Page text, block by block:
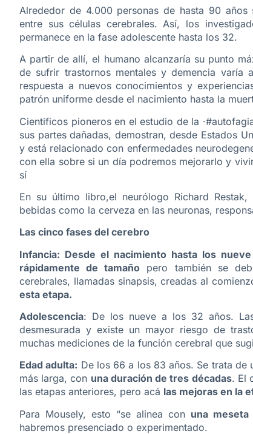
Alrededor de 4.000 personas de hasta 90
entre sus células cerebrales. Así, los
permanece en la fase adolescente hasta los 32.
A partir de allí, el humano alcanzaría su punto
de sufrir trastornos mentales y demencia varía
respuesta a nuevos conocimientos y
patrón uniforme desde el nacimiento hasta la
Cientificos pioneros en el estudio de la
sus partes dañadas, demostran, desde Estados
y está relacionado con enfermedades
con ella sobre si un día podremos mejorarlo y
sí
En su último libro,el neurólogo Richard
bebidas como la cerveza en las neuronas,
Las cinco fases del cerebro
Infancia: Desde el nacimiento hasta los
rápidamente de tamaño pero también se
cerebrales, llamadas sinapsis, creadas al
esta etapa.
Adolescencia: De los nueve a los 32 años.
desmesurada y existe un mayor riesgo de
muchas mediciones de la función cerebral que
Edad adulta: De los 66 a los 83 años. Se trata de
más larga, con una duración de tres décadas. El
las etapas anteriores, pero acá las mejoras en la
Para Mousely, esto “se alinea con una
habremos presenciado o experimentado.